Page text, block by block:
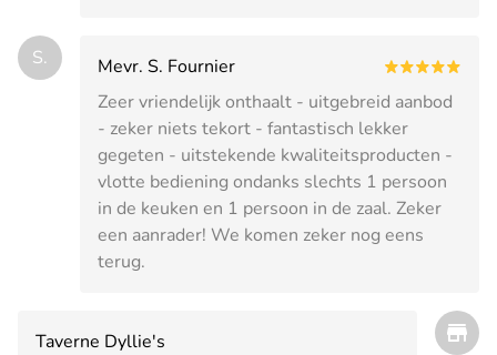
S.
Mevr. S. Fournier
Zeer vriendelijk onthaalt - uitgebreid aanbod
- zeker niets tekort - fantastisch lekker
gegeten - uitstekende kwaliteitsproducten -
vlotte bediening ondanks slechts 1 persoon
in de keuken en 1 persoon in de zaal. Zeker
een aanrader! We komen zeker nog eens
terug.
Taverne Dyllie's